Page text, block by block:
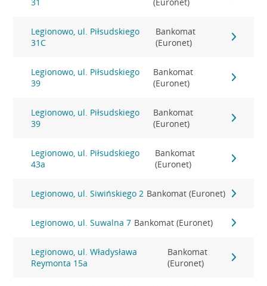
Legionowo, ul. Piłsudskiego
31C
Bankomat
(Euronet)
Legionowo, ul. Piłsudskiego
39
Bankomat
(Euronet)
Legionowo, ul. Piłsudskiego
39
Bankomat
(Euronet)
Legionowo, ul. Piłsudskiego
43a
Bankomat
(Euronet)
Legionowo, ul. Siwińskiego 2 Bankomat (Euronet)
Legionowo, ul. Suwalna 7 Bankomat (Euronet)
Legionowo, ul. Władysława
Reymonta 15a
Bankomat
(Euronet)